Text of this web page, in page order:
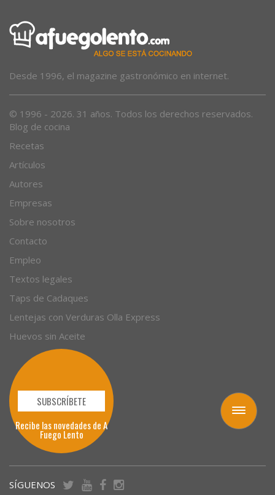
Toggle
navigation
Desde 1996, el magazine gastronómico en internet.
© 1996 - 2026. 31 años. Todos los derechos reservados.
Blog de cocina
Recetas
Artículos
Autores
Empresas
Sobre nosotros
Contacto
Empleo
Textos legales
Taps de Cadaques
Lentejas con Verduras Olla Express
Huevos sin Aceite
SUBSCRÍBETE
Recibe las novedades de A
Fuego Lento
SÍGUENOS